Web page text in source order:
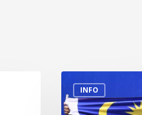
INFO
Datuk
Nicol